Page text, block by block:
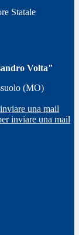
Statale
Volta"
(MO)
una mail
inviare una mail